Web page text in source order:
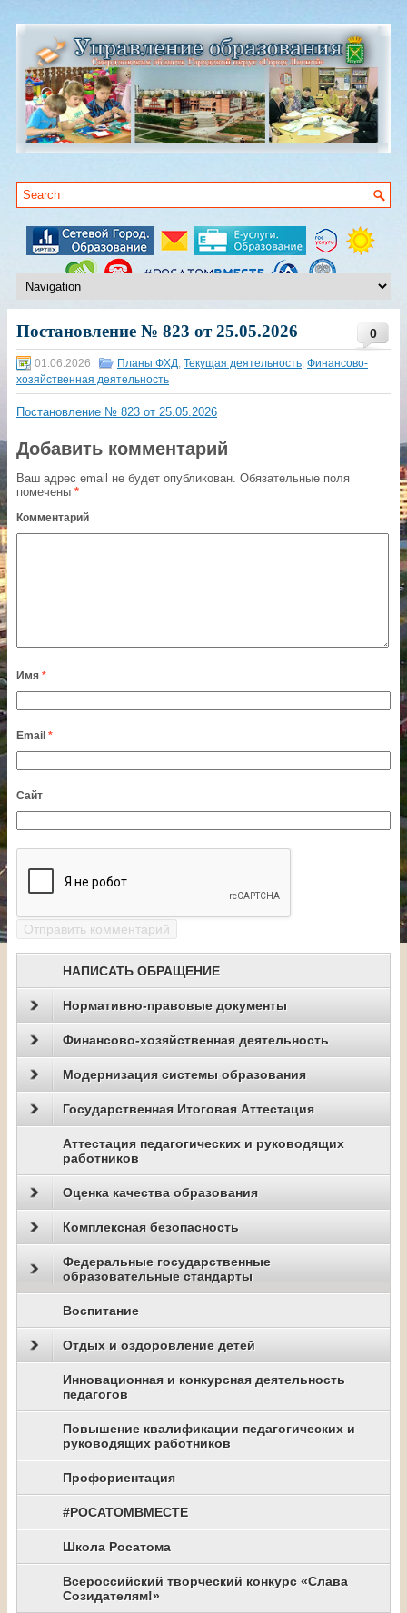
0
Постановление № 823 от 25.05.2026
01.06.2026 Планы ФХД, Текущая деятельность, Финансово-
хозяйственная деятельность
Постановление № 823 от 25.05.2026
Добавить комментарий
Ваш адрес email не будет опубликован. Обязательные поля
помечены *
Комментарий
Имя *
Email *
Сайт
НАПИСАТЬ ОБРАЩЕНИЕ
Нормативно-правовые документы
Финансово-хозяйственная деятельность
Модернизация системы образования
Государственная Итоговая Аттестация
Аттестация педагогических и руководящих
работников
Оценка качества образования
Комплексная безопасность
Федеральные государственные
образовательные стандарты
Воспитание
Отдых и оздоровление детей
Инновационная и конкурсная деятельность
педагогов
Повышение квалификации педагогических и
руководящих работников
Профориентация
#РОСАТОМВМЕСТЕ
Школа Росатома
Всероссийский творческий конкурс «Слава
Созидателям!»